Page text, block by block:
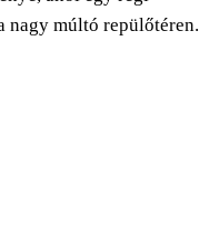
nagy múltó repülőtéren.